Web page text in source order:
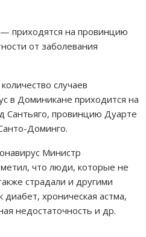
приходятся на провинцию
от заболевания
случаев
в Доминикане приходится на
Сантьяго, провинцию Дуарте
Доминго.
Министр
что люди, которые не
страдали и другими
диабет, хроническая астма,
недостаточность и др.